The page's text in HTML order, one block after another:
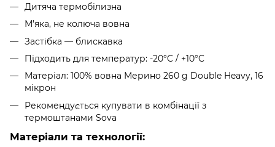
Дитяча термобілизна
М'яка, не колюча вовна
Застібка — блискавка
Підходить для температур: -20°C / +10°C
Матеріал: 100% вовна Мерино 260 g Double Heavy, 16
мікрон
Рекомендується купувати в комбінації з
термоштанами Sova
Матеріали та технології: